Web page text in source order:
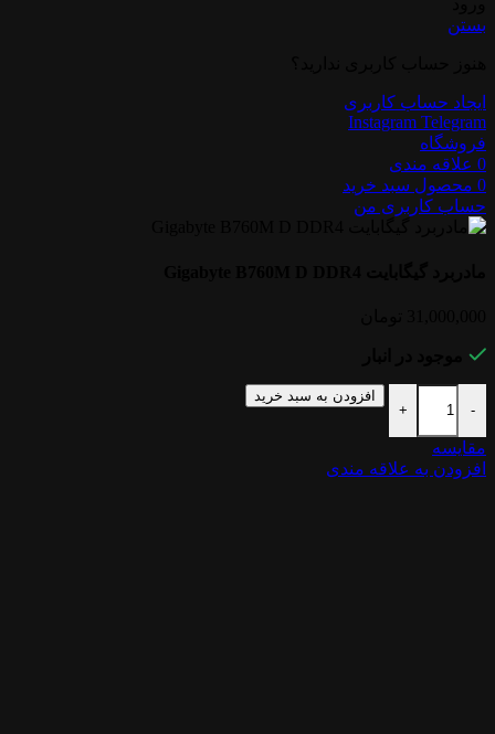
بستن
ایجاد حساب کاربری
Instagram Telegram
فروشگاه
0 علاقه مندی
0 محصول سبد خرید
حساب کاربری من
-
+
افزودن به سبد خرید
مقایسه
افزودن به علاقه مندی